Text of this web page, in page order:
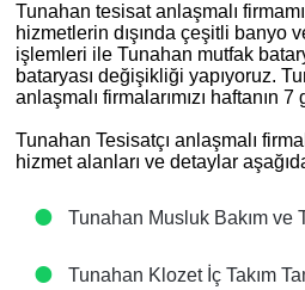
Tunahan tesisat anlaşmalı
hizmetlerin dışında çeşitli banyo
işlemleri ile Tunahan mutfak
bataryası değişikliği yapıyoruz.
anlaşmalı firmalarımızı haftanın
Tunahan Tesisatçı anlaşmalı
hizmet alanları ve detaylar
Tunahan Musluk Bakım ve
Tunahan Klozet İç Takım